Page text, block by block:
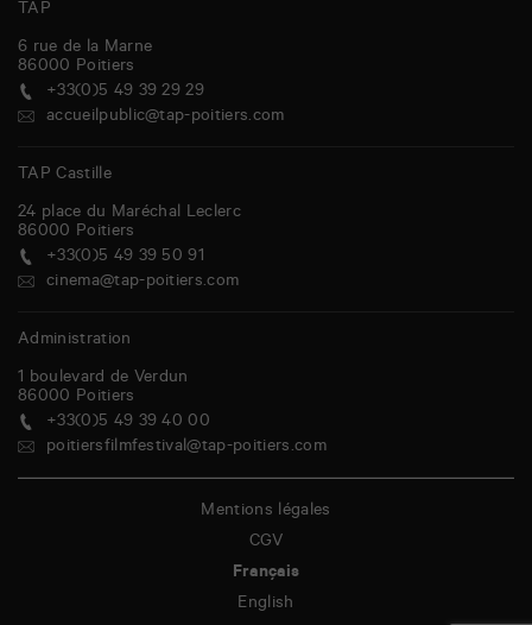
TAP
6 rue de la Marne
86000 Poitiers
+33(0)5 49 39 29 29
accueilpublic@tap-poitiers.com
TAP Castille
24 place du Maréchal Leclerc
86000 Poitiers
+33(0)5 49 39 50 91
cinema@tap-poitiers.com
Administration
1 boulevard de Verdun
86000 Poitiers
+33(0)5 49 39 40 00
poitiersfilmfestival@tap-poitiers.com
Mentions légales
CGV
Français
English